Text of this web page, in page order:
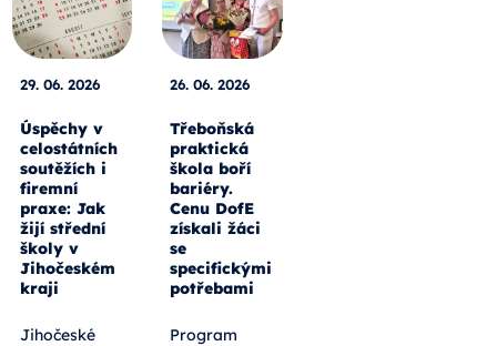
29. 06. 2026
Úspěchy v
celostátních
soutěžích i
firemní
praxe: Jak
žijí střední
školy v
Jihočeském
kraji
Jihočeské
26. 06. 2026
Třeboňská
praktická
škola boří
bariéry.
Cenu DofE
získali žáci
se
specifickými
potřebami
Program